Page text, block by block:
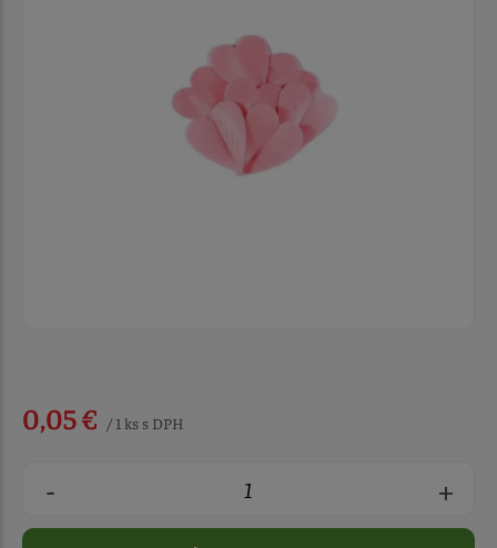
0,05 € / 1 ks s DPH
- +